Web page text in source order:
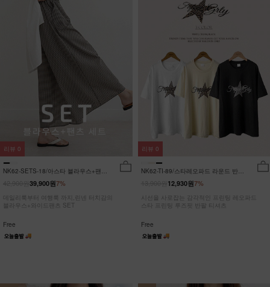
NK62-SETS-18/아스타 블라우스+팬츠
7%
39,900원
데일리룩부터 여행룩 까지,린넨 터치감의
블라우스+와이드팬츠 SET
Free
리뷰 0
NK62-TI-89/스타레오파드 라운드 반팔
7%
12,930원
시선을 사로잡는 감각적인 프린팅 레오파드
스타 프린팅 루즈핏 반팔 티셔츠
Free
리뷰 0